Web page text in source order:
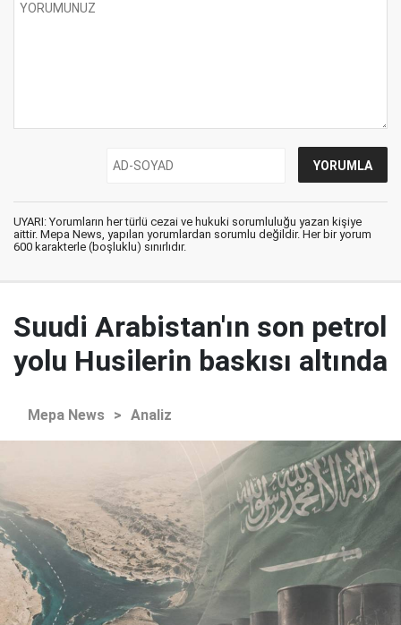
UYARI: Yorumların her türlü cezai ve hukuki sorumluluğu yazan kişiye
aittir. Mepa News, yapılan yorumlardan sorumlu değildir. Her bir yorum
600 karakterle (boşluklu) sınırlıdır.
Suudi Arabistan'ın son petrol
yolu Husilerin baskısı altında
Mepa News > Analiz